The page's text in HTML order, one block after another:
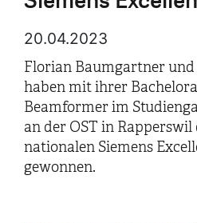
20.04.2023
Florian Baumgartner
haben mit ihrer
Beamformer im
an der OST in
nationalen Siemens
gewonnen.